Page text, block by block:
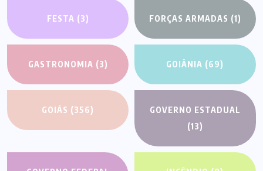
FESTA (3) FORÇAS ARMADAS (1)
GASTRONOMIA (3) GOIÂNIA (69)
GOIÁS (356)
GOVERNO ESTADUAL
(13)